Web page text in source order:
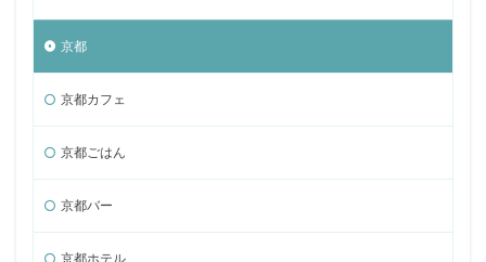
京都
京都カフェ
京都ごはん
京都バー
京都ホテル